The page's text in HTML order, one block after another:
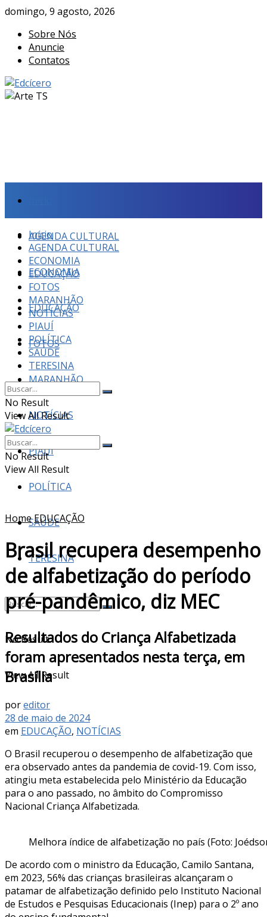
domingo, 9 agosto, 2026
Sobre Nós
Anuncie
Contatos
AGENDA CULTURAL
ECONOMIA
EDUCAÇÃO
FOTOS
MARANHÃO
NOTÍCIAS
PIAUÍ
POLÍTICA
SAÚDE
TERESINA
No Result
View All Result
Início
AGENDA CULTURAL
ECONOMIA
EDUCAÇÃO
FOTOS
MARANHÃO
NOTÍCIAS
PIAUÍ
POLÍTICA
SAÚDE
TERESINA
No Result
View All Result
No Result
View All Result
Home EDUCAÇÃO
Brasil recupera desempenho
de alfabetização do período
pré-pandêmico, diz MEC
Resultados do Criança Alfabetizada
foram apresentados nesta terça, em
Brasília
poreditor
28 de maio de 2024
em EDUCAÇÃO, NOTÍCIAS
O Brasil recuperou o desempenho de alfabetização que
era observado antes da pandemia de covid-19. Com isso,
atingiu meta estabelecida pelo Ministério da Educação
para o ano passado, no âmbito do Compromisso
Nacional Criança Alfabetizada.
Melhora índice de alfabetização no país (Foto:
De acordo com o ministro da Educação, Camilo Santana,
em 2023, 56% das crianças brasileiras alcançaram o
patamar de alfabetização definido pelo Instituto Nacional
de Estudos e Pesquisas Educacionais (Inep) para o 2º ano